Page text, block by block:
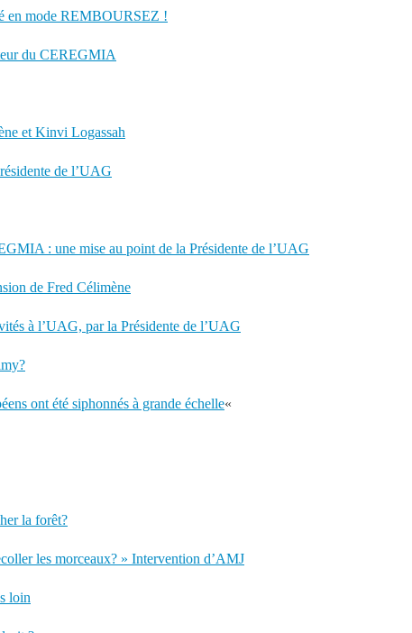
en mode REMBOURSEZ !
du CEREGMIA
et Kinvi Logassah
de l’UAG
: une mise au point de la Présidente de l’UAG
de Fred Célimène
à l’UAG, par la Présidente de l’UAG
ont été siphonnés à grande échelle«
la forêt?
les morceaux? » Intervention d’AMJ
loin